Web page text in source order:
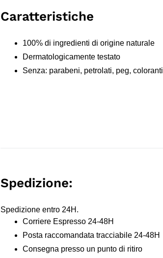
Caratteristiche
100% di ingredienti di origine naturale
Dermatologicamente testato
Senza: parabeni, petrolati, peg, coloranti
Spedizione:
Spedizione entro 24H.
Corriere Espresso 24-48H
Posta raccomandata tracciabile 24-48H
Consegna presso un punto di ritiro